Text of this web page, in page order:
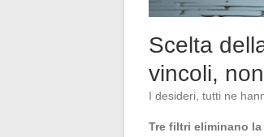
Scelta
vincoli,
I desideri, tutti ne
Tre filtri eliminano